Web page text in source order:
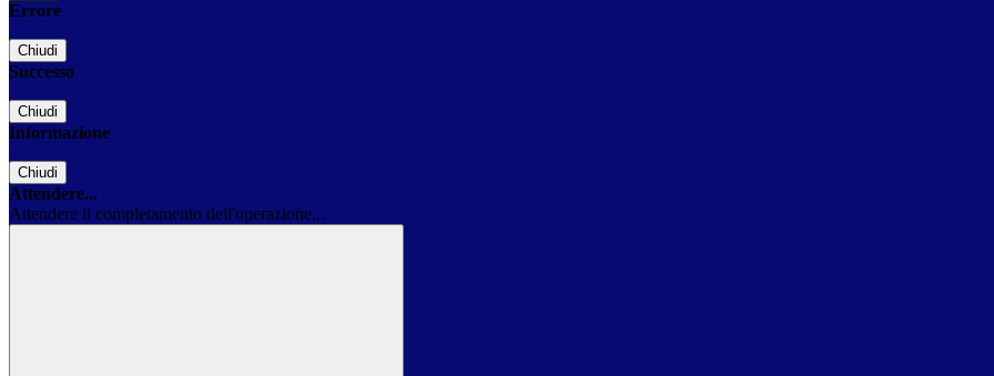
Errore
Chiudi
Successo
Chiudi
Informazione
Chiudi
Attendere...
Attendere il completamento dell'operazione...